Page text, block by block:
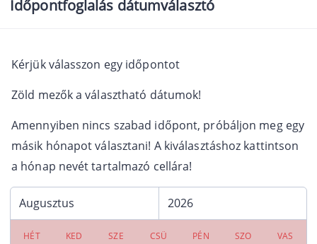
Időpontfoglalás dátumválasztó
Kérjük válasszon egy időpontot
Zöld mezők a választható dátumok!
Amennyiben nincs szabad időpont, próbáljon meg egy
másik hónapot választani! A kiválasztáshoz kattintson
a hónap nevét tartalmazó cellára!
HÉT KED SZE CSÜ PÉN SZO VAS